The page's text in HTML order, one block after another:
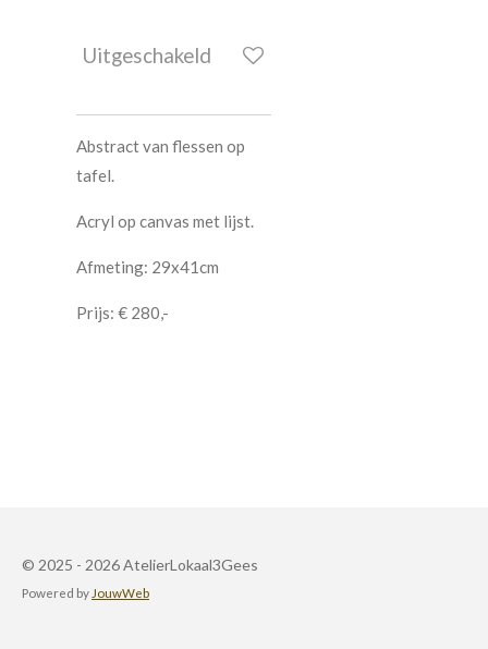
Uitgeschakeld
Abstract van flessen op
tafel.
Acryl op canvas met lijst.
Afmeting: 29x41cm
Prijs: € 280,-
© 2025 - 2026 AtelierLokaal3Gees
Powered by JouwWeb